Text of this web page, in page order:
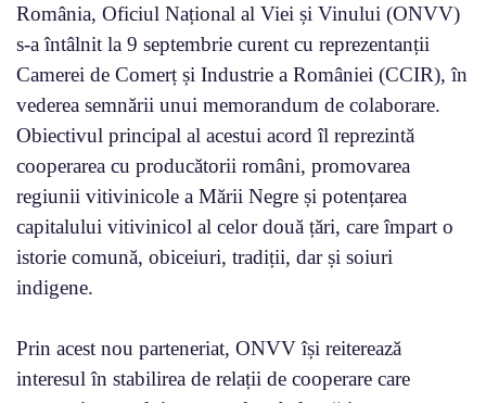
România, Oficiul Național al Viei și Vinului (ONVV)
s-a întâlnit la 9 septembrie curent cu reprezentanții
Camerei de Comerț și Industrie a României (CCIR), în
vederea semnării unui memorandum de colaborare.
Obiectivul principal al acestui acord îl reprezintă
cooperarea cu producătorii români, promovarea
regiunii vitivinicole a Mării Negre și potențarea
capitalului vitivinicol al celor două țări, care împart o
istorie comună, obiceiuri, tradiții, dar și soiuri
indigene.
Prin acest nou parteneriat, ONVV își reiterează
interesul în stabilirea de relații de cooperare care